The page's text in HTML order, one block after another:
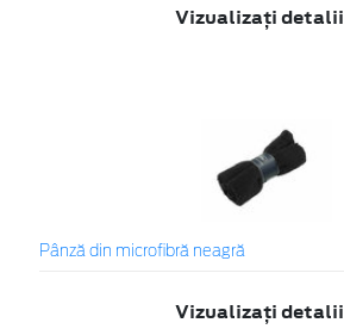
Vizualizați detalii
Pânză din microfibră neagră
Vizualizați detalii